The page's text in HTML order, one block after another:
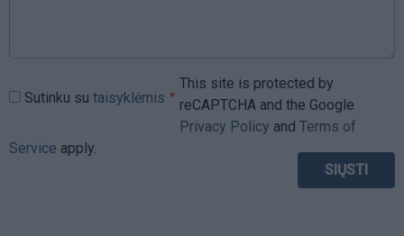
Sutinku su taisyklėmis
This site is protected by
reCAPTCHA and the Google
Privacy Policy and Terms of
Service apply.